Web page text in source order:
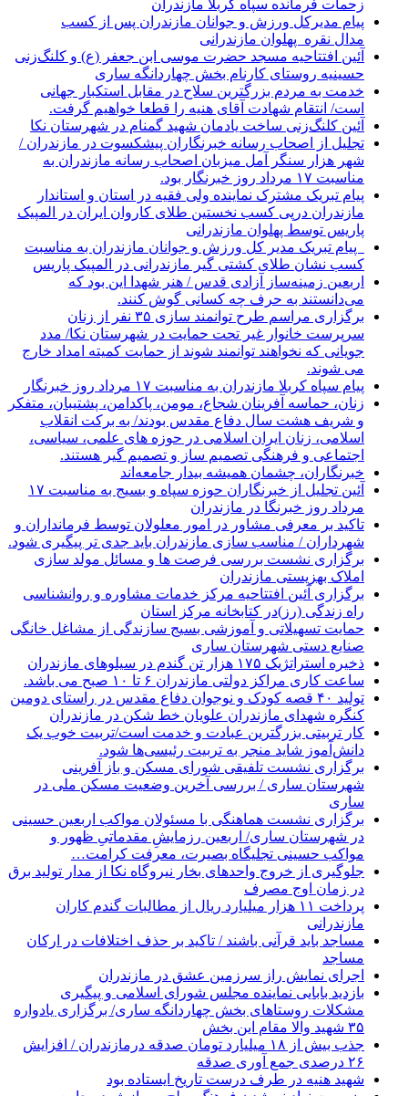
زحمات فرمانده سپاه کربلا مازندران
پیام مدیرکل ورزش و جوانان مازندران پس از کسب
مدال نقره پهلوان مازندرانی
آئین افتتاحیه مسجد حضرت موسی ابن جعفر (ع) و کلنگ‌زنی
حسینیه روستای کارنام بخش چهاردانگه ساری
خدمت به مردم بزرگترین سلاح در مقابل استکبار جهانی
است/ انتقام شهادت آقای هنیه را قطعا خواهیم گرفت.
آئین کلنگ‌زنی ساخت یادمان شهید گمنام در شهرستان نکا
تجلیل از اصحاب رسانه خبرنگاران پیشکسوت در مازندران /
شهر هزار سنگر آمل میزبان اصحاب رسانه مازندران به
مناسبت ۱۷ مرداد روز خبرنگار بود.
پیام تبریک مشترک نماینده ولی فقیه در استان و استاندار
مازندران درپی کسب نخستین طلای کاروان ایران در المپیک
پاریس توسط پهلوان مازندرانی
‍ ‍ پیام تبریک مدیر کل ورزش و جوانان مازندران به مناسبت
کسب نشان طلای کشتی گیر مازندرانی در المپیک پاریس
اربعین زمینه‌ساز آزادی قدس / هنر شهدا این بود که
می‌دانستند به حرف چه کسانی گوش کنند.
برگزاری مراسم طرح توانمند سازی ۳۵ نفر از زنان
سرپرست خانوار غیر تحت حمایت در شهرستان نکا/ مدد
جویانی که نخواهند توانمند شوند از حمایت کمیته امداد خارج
می شوند.
پیام سپاه کربلا مازندران به مناسبت ۱۷ مرداد روز خبرنگار
زنان، حماسه آفرینان شجاع، مومن، پاکدامن، پشتیبان، متفکر
و شریف هشت سال دفاع مقدس بودند/ به برکت انقلاب
اسلامی، زنان ایران اسلامی در حوزه های علمی، سیاسی،
اجتماعی و فرهنگی تصمیم ساز و تصمیم گیر هستند.
خبرنگاران، چشمان همیشه بیدار جامعه‌اند
آئین تجلیل از خبرنگاران حوزه سپاه و بسیج به مناسبت ۱۷
مرداد روز خبرنگا در مازندران
تاکید بر معرفی مشاور در امور معلولان توسط فرمانداران و
شهرداران / مناسب سازی مازندران باید جدی تر پیگیری شود.
برگزاری نشست بررسی فرصت ها و مسائل مولد سازی
املاک بهزیستی مازندران
برگزاری آئین افتتاحیه مرکز خدمات مشاوره و روانشناسی
راه زندگی (رز)در کتابخانه مرکز استان
حمایت تسهیلاتی و آموزشی بسیج سازندگی از مشاغل خانگی
صنایع دستی شهرستان ساری
ذخیره استراتژیک ۱۷۵ هزار تن گندم در سیلوهای مازندران
ساعت کاری مراکز دولتی مازندران ۶ تا ۱۰ صبح می باشد.
تولید ۴۰ قصه کودک و نوجوان دفاع مقدس در راستای دومین
کنگره شهدای مازندران علویان خط شکن در مازندران
کار تربیتی بزرگترین عبادت و خدمت است/تربیت خوب یک
دانش‌آموز شاید منجر به تربیت رئیسی‌ها شود.
برگزاری ‌نشست تلفیقی شورای مسکن و باز آفرینی
شهرستان ساری / بررسی آخرین وضعیت مسکن ملی در
ساری
برگزاری نشست هماهنگی با مسئولان مواکب اربعین حسینی
در شهرستان ساری/ اربعین رزمایشِ مقدماتیِ ظهور و
مواکب حسینی تجلیگاه بصیرت، معرفت کرامت…
جلوگیری از خروج واحدهای بخار نیروگاه نکا از مدار تولید برق
در زمان اوج مصرف
پرداخت ۱۱ هزار میلیارد ریال از مطالبات گندم کاران
مازندرانی
مساجد باید قرآنی باشند / تاکید بر حذف اختلافات در ارکان
مساجد
اجرای نمایش راز سرزمین عشق در مازندران
بازدید بابایی نماینده مجلس شورای اسلامی و پیگیری
مشکلات روستاهای بخش چهاردانگه ساری/ برگزاری یادواره
۳۵ شهید والا مقام این بخش
جذب بیش از ۱۸ میلیارد تومان صدقه درمازندران / افزایش
۲۶ درصدی جمع آوری صدقه
شهید هنیه در طرف درست تاریخ ایستاده بود